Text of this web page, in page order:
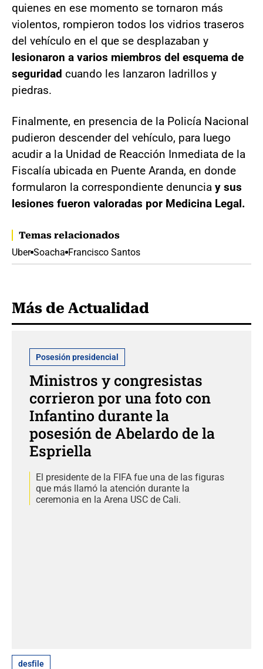
quienes en ese momento se tornaron más
violentos, rompieron todos los vidrios traseros
del vehículo en el que se desplazaban y
lesionaron a varios miembros del esquema de
seguridad cuando les lanzaron ladrillos y
piedras.
Finalmente, en presencia de la Policía Nacional
pudieron descender del vehículo, para luego
acudir a la Unidad de Reacción Inmediata de la
Fiscalía ubicada en Puente Aranda, en donde
formularon la correspondiente denuncia y sus
lesiones fueron valoradas por Medicina Legal.
Temas relacionados
Uber Soacha Francisco Santos
Más de Actualidad
Posesión presidencial
Ministros y congresistas
corrieron por una foto con
Infantino durante la
posesión de Abelardo de la
Espriella
El presidente de la FIFA fue una de las figuras
que más llamó la atención durante la
ceremonia en la Arena USC de Cali.
desfile